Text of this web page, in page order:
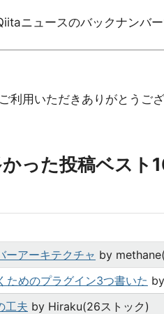
ニュースのバックナンバー
利用いただきありがとうござ
った投稿ベス
ーアーキテクチャ by
ためのプラグイン3つ書いた
工夫 by Hiraku(26ストック)